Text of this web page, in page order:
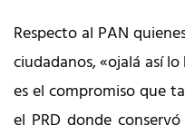
Respecto al PAN
ciudadanos, «ojalá así
es el compromiso que
el PRD donde